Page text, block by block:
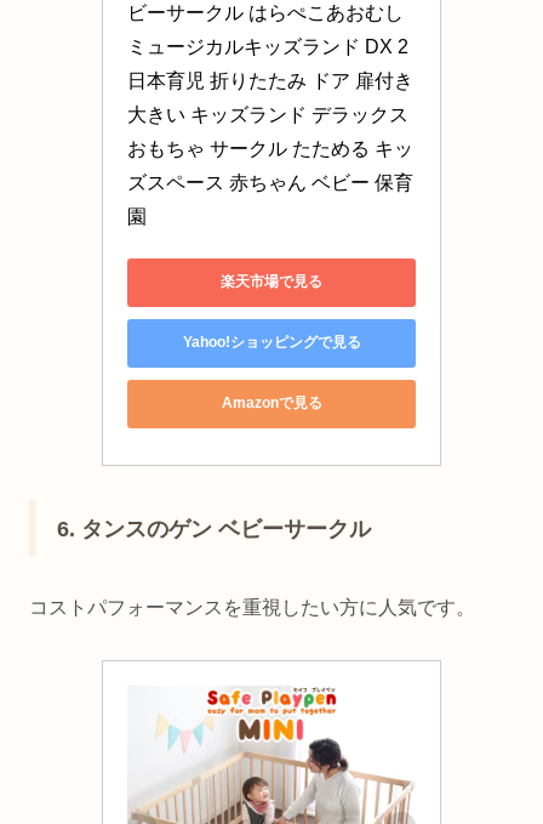
ビーサークル はらぺこあおむし
ミュージカルキッズランド DX 2
日本育児 折りたたみ ドア 扉付き
大きい キッズランド デラックス
おもちゃ サークル たためる キッ
ズスペース 赤ちゃん ベビー 保育
園
楽天市場で見る
Yahoo!ショッピングで見る
Amazonで見る
6. タンスのゲン ベビーサークル
コストパフォーマンスを重視したい方に人気です。